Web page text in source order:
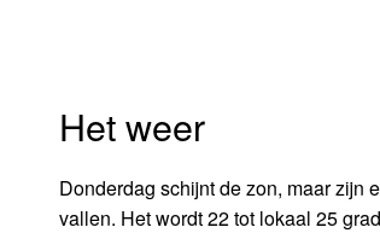
Het weer
Donderdag schijnt de zon, maar zijn
vallen. Het wordt 22 tot lokaal 25